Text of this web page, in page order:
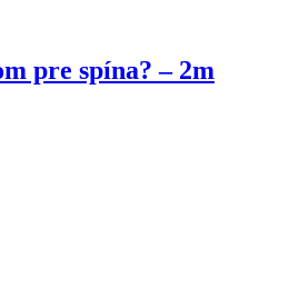
pre spína? – 2m